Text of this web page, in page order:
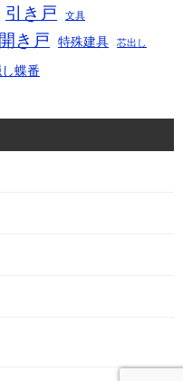
引き戸 文具
き戸 特殊建具 芯出し
蝶番